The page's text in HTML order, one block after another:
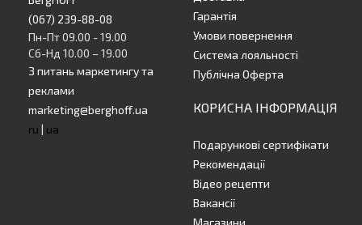
(067) 239-88-08
Пн-Пт 09.00 - 19.00
Сб-Нд 10.00 – 19.00
З питань маркетингу та
реклами
marketing@berghoff.ua
ru | ua
Гарантія
Умови повернення
Система лояльності
Публічна Оферта
КОРИСНА ІНФОРМАЦІЯ
Подарункові сертифікати
Рекомендації
Відео рецепти
Вакансії